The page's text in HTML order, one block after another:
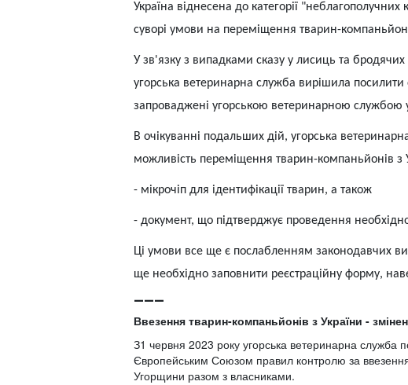
Україна віднесена до категорії
суворі умови на переміщення тварин-
У зв'язку з випадками сказу у лисиць та бродячих
угорська ветеринарна служба вирішила посилити
запроваджені угорською ветеринарною службою
В очікуванні подальших дій, угорська
можливість переміщення тварин-компаньйонів з
- мікрочіп для ідентифікації тварин, а також
- документ, що підтверджує проведення
Ці умови все ще є послабленням законодавчих
ще необхідно заповнити реєстраційну форму,
___
Ввезення тварин-компаньйонів з України -
З1 червня 2023 року угорська ветеринарна служба
Європейським Союзом правил контролю за
Угорщини разом з власниками.